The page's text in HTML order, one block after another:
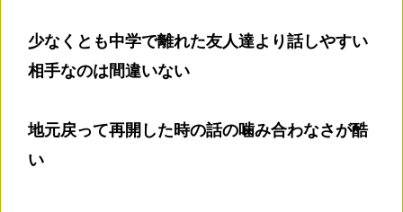
少なくとも中学で離れた友人達より話しやすい
相手なのは間違いない
地元戻って再開した時の話の噛み合わなさが酷
い